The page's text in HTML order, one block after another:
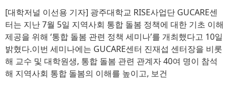
[대학저널 이선용 기자] 광주대학교 RISE사업단 GUCARE센
터는 지난 7월 5일 지역사회 통합 돌봄 정책에 대한 기초 이해
제공을 위해 ‘통합 돌봄 관련 정책 세미나’를 개최했다고 10일
밝혔다.이번 세미나에는 GUCARE센터 진재섭 센터장을 비롯
해 교수 및 대학원생, 통합 돌봄 관련 관계자 40여 명이 참석
해 지역사회 통합 돌봄의 이해를 높이고, 보건